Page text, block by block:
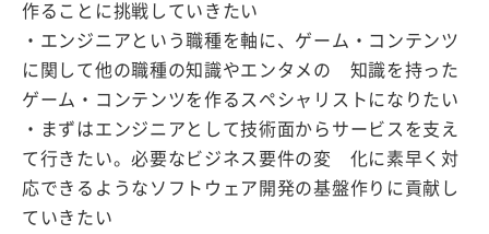
作ることに挑戦していきたい
・エンジニアという職種を軸に、ゲーム・コンテンツ
に関して他の職種の知識やエンタメの 知識を持った
ゲーム・コンテンツを作るスペシャリストになりたい
・まずはエンジニアとして技術面からサービスを支え
て行きたい。必要なビジネス要件の変 化に素早く対
応できるようなソフトウェア開発の基盤作りに貢献し
ていきたい